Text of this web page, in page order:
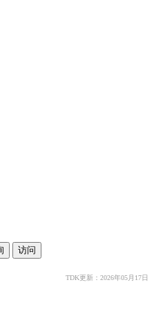
TDK更新：2026年05月17日